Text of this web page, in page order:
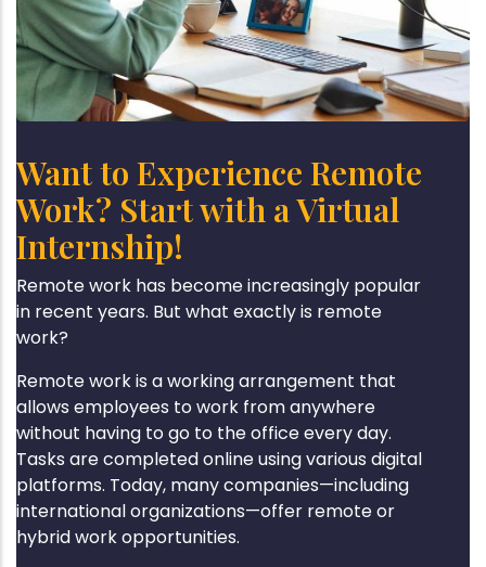
Want to Experience Remote
Work? Start with a Virtual
Internship!
Remote work has become increasingly popular
in recent years. But what exactly is remote
work?
Remote work is a working arrangement that
allows employees to work from anywhere
without having to go to the office every day.
Tasks are completed online using various digital
platforms. Today, many companies—including
international organizations—offer remote or
hybrid work opportunities.